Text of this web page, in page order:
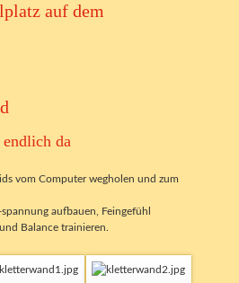
auf dem
da
vom Computer wegholen und zum
aufbauen, Feingefühl
Balance trainieren.